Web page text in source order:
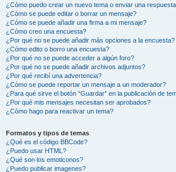
¿Cómo puedo crear un nuevo tema o enviar una
¿Cómo se puede editar o borrar un mensaje?
¿Cómo se puede añadir una firma a mi mensaje?
¿Cómo creo una encuesta?
¿Por qué no se puede añadir más opciones a la encuesta?
¿Cómo edito o borro una encuesta?
¿Por qué no se puede acceder a algún foro?
¿Por qué no se puede añadir archivos adjuntos?
¿Por qué recibí una advertencia?
¿Cómo se puede reportar un mensaje a un moderador?
¿Para qué sirve el botón “Guardar” en la publicación de
¿Por qué mis mensajes necesitan ser aprobados?
¿Cómo hago para reactivar un tema?
Formatos y tipos de temas
¿Qué es el código BBCode?
¿Puedo usar HTML?
¿Qué son los emoticonos?
¿Puedo publicar imagenes?